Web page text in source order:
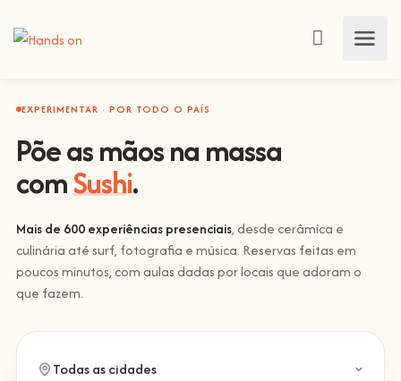
EXPERIMENTAR · POR TODO O PAÍS
Põe as mãos na massa
comSushi.
Mais de 600 experiências presenciais, desde cerâmica e
culinária até surf, fotografia e música. Reservas feitas em
poucos minutos, com aulas dadas por locais que adoram o
que fazem.